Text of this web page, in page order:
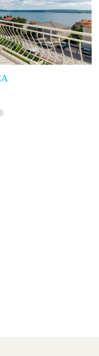
Villa Empress